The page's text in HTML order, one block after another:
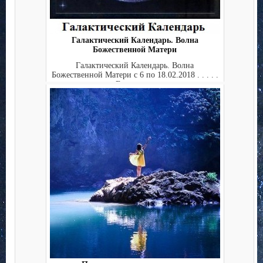
Галактический Календарь. Волна
Божественной Матери
Галактический Календарь. Волна
Божественной Матери с 6 по 18.02.2018 . . . . .
. . Ежедневны...